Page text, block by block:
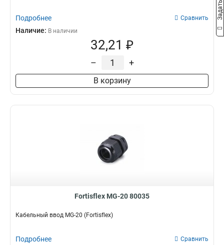
Подробнее Сравнить
Наличие: В наличии
32,21 ₽
– +
В корзину
Fortisflex MG-20 80035
Кабельный ввод MG-20 (Fortisflex)
Подробнее Сравнить